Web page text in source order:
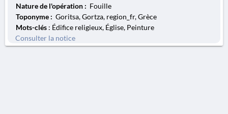
Nature de l'opération : Fouille
Toponyme : Goritsa, Gortza, region_fr, Grèce
Mots-clés : Édifice religieux, Église, Peinture
Consulter la notice